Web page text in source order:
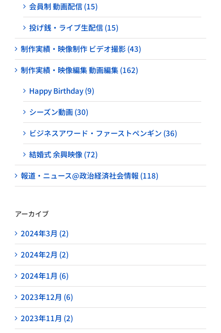
会員制 動画配信 (15)
投げ銭・ライブ生配信 (15)
制作実績・映像制作 ビデオ撮影 (43)
制作実績・映像編集 動画編集 (162)
Happy Birthday (9)
シーズン動画 (30)
ビジネスアワード・ファーストペンギン (36)
結婚式 余興映像 (72)
報道・ニュース@政治経済社会情報 (118)
アーカイブ
2024年3月 (2)
2024年2月 (2)
2024年1月 (6)
2023年12月 (6)
2023年11月 (2)